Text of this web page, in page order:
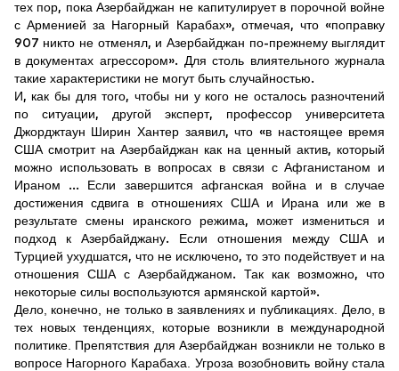
тех пор, пока Азербайджан не капитулирует в порочной войне
с Арменией за Нагорный Карабах», отмечая, что «поправку
907 никто не отменял, и Азербайджан по-прежнему выглядит
в документах агрессором». Для столь влиятельного журнала
такие характеристики не могут быть случайностью.
И, как бы для того, чтобы ни у кого не осталось разночтений
по ситуации, другой эксперт, профессор университета
Джорджтаун Ширин Хантер заявил, что «в настоящее время
США смотрит на Азербайджан как на ценный актив, который
можно использовать в вопросах в связи с Афганистаном и
Ираном ... Если завершится афганская война и в случае
достижения сдвига в отношениях США и Ирана или же в
результате смены иранского режима, может измениться и
подход к Азербайджану. Если отношения между США и
Турцией ухудшатся, что не исключено, то это подействует и на
отношения США с Азербайджаном. Так как возможно, что
некоторые силы воспользуются армянской картой».
Дело, конечно, не только в заявлениях и публикациях. Дело, в
тех новых тенденциях, которые возникли в международной
политике. Препятствия для Азербайджан возникли не только в
вопросе Нагорного Карабаха. Угроза возобновить войну стала